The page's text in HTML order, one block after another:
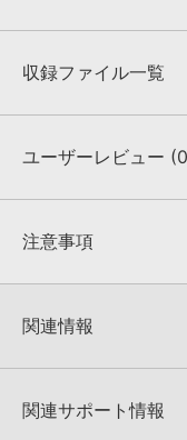
収録ファイル一覧
収録ファイル一覧
ユーザーレビュー
★★★★★
★5
★4
★1
注意事項
KONTAKTフォーマット
でお使いいただけます
4GBを超えるデータに
関連情報
マーセール！
関連サポート情報